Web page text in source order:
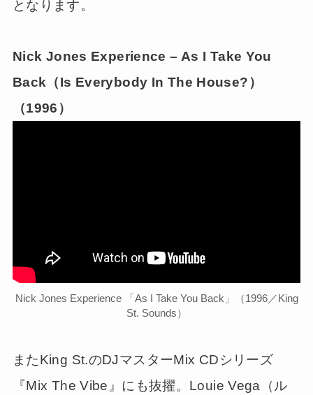
となります。
Nick Jones Experience – As I Take You
Back（Is Everybody In The House?）
（1996）
Nick Jones Experience 「As I Take You Back」（1996／King
St. Sounds）
またKing St.のDJマスターMix CDシリーズ
『Mix The Vibe』にも抜擢。Louie Vega（ル